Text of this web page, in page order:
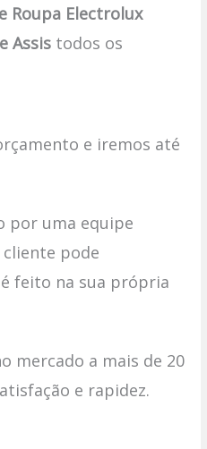
Roupa Electrolux
Assis todos os
e iremos até
por uma equipe
pode
feito na sua própria
mercado a mais de 20
e rapidez.